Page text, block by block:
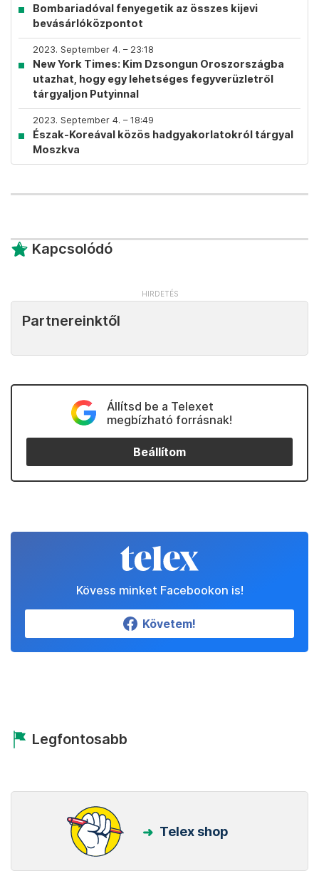
Bombariadóval fenyegetik az összes kijevi
bevásárlóközpontot
2023. September 4. – 23:18
New York Times: Kim Dzsongun Oroszországba
utazhat, hogy egy lehetséges fegyverüzletről
tárgyaljon Putyinnal
2023. September 4. – 18:49
Észak-Koreával közös hadgyakorlatokról tárgyal
Moszkva
Kapcsolódó
Partnereinktől
Állítsd be a Telexet
megbízható forrásnak!
Beállítom
Kövess minket Facebookon is!
Követem!
Legfontosabb
Telex shop